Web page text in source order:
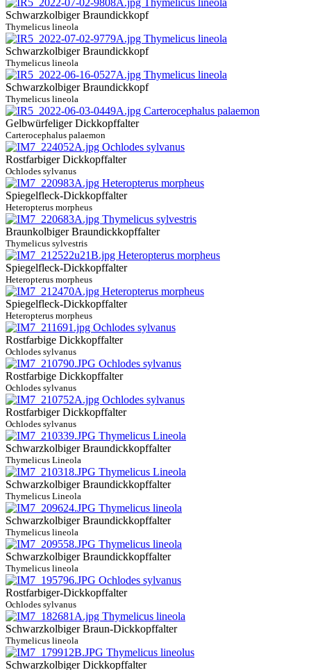
Schwarzkolbiger Braundickkopf
Thymelicus lineola
Schwarzkolbiger Braundickkopf
Thymelicus lineola
Schwarzkolbiger Braundickkopf
Thymelicus lineola
Gelbwürfeliger Dickkopffalter
Carterocephalus palaemon
Rostfarbiger Dickkopffalter
Ochlodes sylvanus
Spiegelfleck-Dickkopffalter
Heteropterus morpheus
Braunkolbiger Braundickkopffalter
Thymelicus sylvestris
Spiegelfleck-Dickkopffalter
Heteropterus morpheus
Spiegelfleck-Dickkopffalter
Heteropterus morpheus
Rostfarbige Dickkopffalter
Ochlodes sylvanus
Rostfarbige Dickkopffalter
Ochlodes sylvanus
Rostfarbiger Dickkopffalter
Ochlodes sylvanus
Schwarzkolbiger Braundickkopffalter
Thymelicus Lineola
Schwarzkolbiger Braundickkopffalter
Thymelicus Lineola
Schwarzkolbiger Braundickkopffalter
Thymelicus lineola
Schwarzkolbiger Braundickkopffalter
Thymelicus lineola
Rostfarbiger-Dickkopffalter
Ochlodes sylvanus
Schwarzkolbiger Braun-Dickkopffalter
Thymelicus lineola
Schwarzkolbiger Dickkopffalter